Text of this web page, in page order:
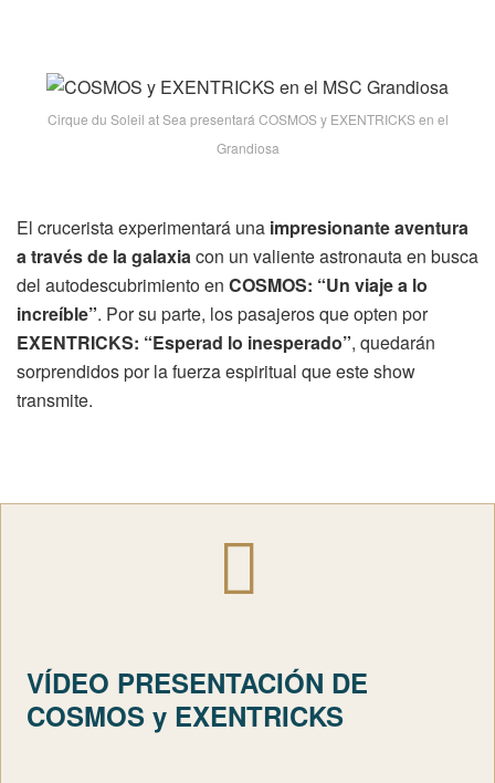
Cirque du Soleil at Sea presentará COSMOS y EXENTRICKS en el
Grandiosa
El crucerista experimentará una impresionante aventura
a través de la galaxiacon un valiente astronauta en busca
del autodescubrimiento en COSMOS: “Un viaje a lo
increíble”. Por su parte, los pasajeros que opten por
EXENTRICKS: “Esperad lo inesperado”, quedarán
sorprendidos por la fuerza espiritual que este show
transmite.
VÍDEO PRESENTACIÓN DE
COSMOS y EXENTRICKS